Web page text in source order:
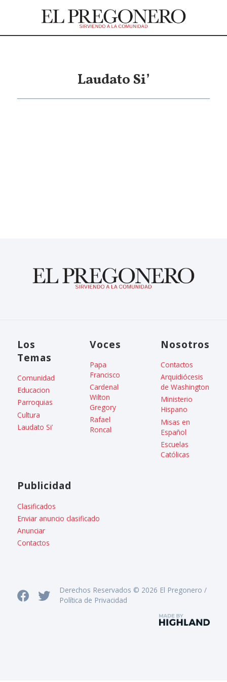
Laudato Si’
Los
Temas
Comunidad
Educacion
Parroquias
Cultura
Laudato Si’
Voces
Papa
Francisco
Cardenal
Wilton
Gregory
Rafael
Roncal
Nosotros
Contactos
Arquidiócesis
de Washington
Ministerio
Hispano
Misas en
Español
Escuelas
Católicas
Publicidad
Clasificados
Enviar anuncio clasificado
Anunciar
Contactos
Derechos Reservados © 2026 El Pregonero /
Política de Privacidad